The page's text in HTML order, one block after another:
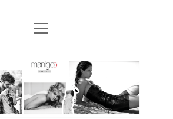
MANIGOO BLOG
MANIGOO MODELS
& DATENSCHUTZ
Menü
öffnen